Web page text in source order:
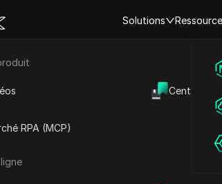
Solutions
Publicité
Centre
RPA (MCP)
et codes promo